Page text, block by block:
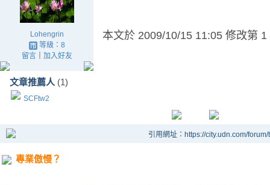
Lohengrin
等級：8
留言｜ 加入好友
文章推薦人 (1)
SCFtw2
本文於 2009/10/15 11:05 修改第 1
引用網址：https://city.udn.com/
專業傲慢？